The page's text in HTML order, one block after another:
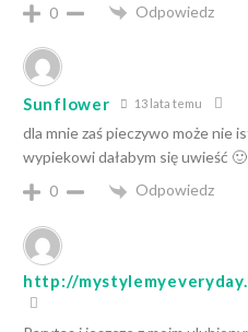
0
Odpowiedz
Sunflower 13 lata temu
dla mnie zaś pieczywo może nie
wypiekowi dałabym się uwieść
0
Odpowiedz
http://